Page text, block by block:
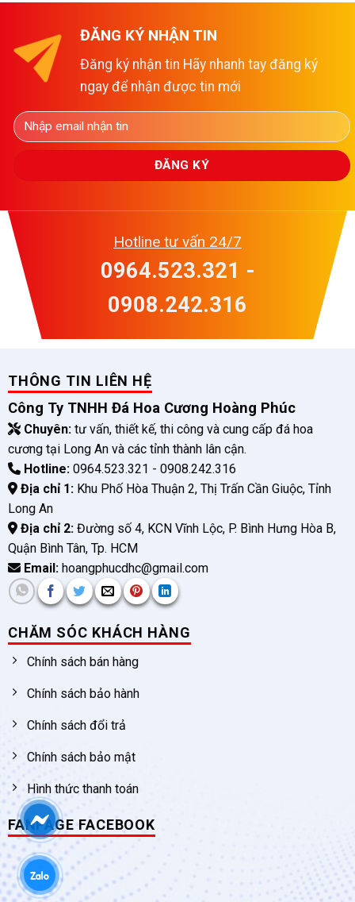
ĐĂNG KÝ NHẬN TIN
Đăng ký nhận tin Hãy nhanh tay đăng ký
ngay để nhận được tin mới
Hotline tư vấn 24/7
0964.523.321 -
0908.242.316
THÔNG TIN LIÊN HỆ
Công Ty TNHH Đá Hoa Cương Hoàng Phúc
Chuyên:tư vấn, thiết kế, thi công và cung cấp đá hoa
cương tại Long An và các tỉnh thành lân cận.
Hotline:0964.523.321 - 0908.242.316
Địa chỉ 1:Khu Phố Hòa Thuận 2, Thị Trấn Cần Giuộc, Tỉnh
Long An
Địa chỉ 2:Đường số 4, KCN Vĩnh Lộc, P. Bình Hưng Hòa B,
Quận Bình Tân, Tp. HCM
Email:hoangphucdhc@gmail.com
CHĂM SÓC KHÁCH HÀNG
Chính sách bán hàng
Chính sách bảo hành
Chính sách đổi trả
Chính sách bảo mật
Hình thức thanh toán
FANPAGE FACEBOOK